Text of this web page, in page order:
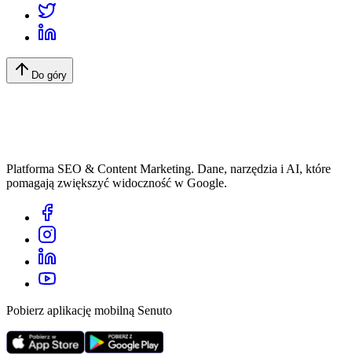
Do góry
Platforma SEO & Content Marketing. Dane, narzędzia i AI, które
pomagają zwiększyć widoczność w Google.
Pobierz aplikację mobilną Senuto